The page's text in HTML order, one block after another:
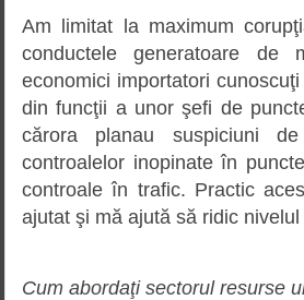
Am limitat la maximum
conductele generatoare de
economici importatori
din funcţii a unor şefi de
cărora planau suspiciuni
controalelor inopinate în
controale în trafic. Practic
ajutat şi mă ajută să ridic
Cum abordaţi sectorul resurse